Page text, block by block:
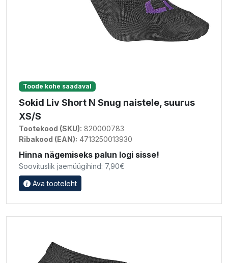
Toode kohe saadaval
Sokid Liv Short N Snug naistele, suurus
XS/S
Tootekood (SKU): 820000783
Ribakood (EAN): 4713250013930
Hinna nägemiseks palun logi sisse!
Soovituslik jaemüügihind: 7,90€
Ava tooteleht